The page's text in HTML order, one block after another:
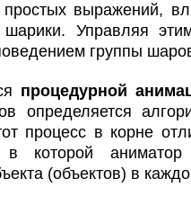
выражений,
шарики. Управляя
группы
процедурной
определяется
процесс в корне
которой аниматор
(объектов) в